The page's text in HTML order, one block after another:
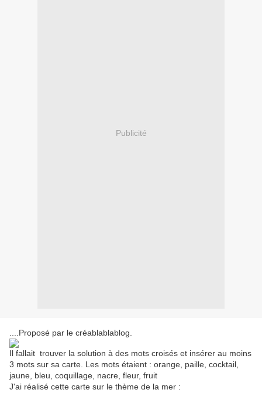
Publicité
....Proposé par le créablablablog.
Il fallait trouver la solution à des mots croisés et insérer au moins
3 mots sur sa carte. Les mots étaient : orange, paille, cocktail,
jaune, bleu, coquillage, nacre, fleur, fruit
J'ai réalisé cette carte sur le thème de la mer :